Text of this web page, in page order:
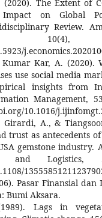
The Extent of
Impact on Global
Review.
10(4),
Kumar Kar, A. (2020).
use social media
insights from
Management,
10.1016/
Girardi, A., &
trust as antecedents
gemstone industry.
and Logistics,
Pasar Finansial dan
Bumi Aksara.
Lags in